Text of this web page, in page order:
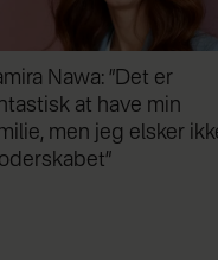
Nawa: ”Det er
at have min
men jeg elsker